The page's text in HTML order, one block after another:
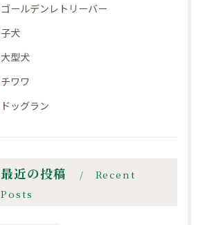
ゴールデンレトリーバー
子犬
大型犬
チワワ
ドッグラン
最近の投稿
Recent
Posts